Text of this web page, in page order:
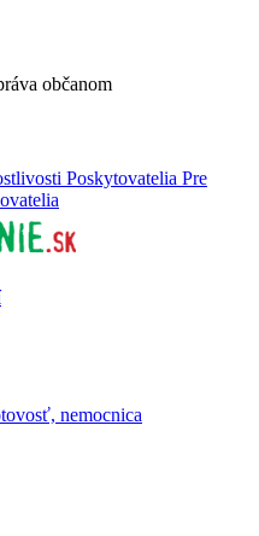
občanom
Poskytovatelia Pre
nemocnica